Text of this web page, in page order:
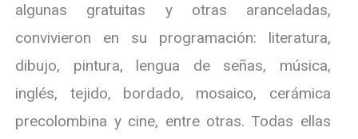
algunas gratuitas y otras aranceladas,
convivieron en su programación: literatura,
dibujo, pintura, lengua de señas, música,
inglés, tejido, bordado, mosaico, cerámica
precolombina y cine, entre otras. Todas ellas